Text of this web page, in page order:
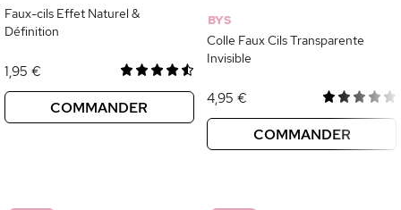
Faux-cils Effet Naturel &
Définition
1,95 €
COMMANDER
BYS
Colle Faux Cils Transparente
Invisible
4,95 €
COMMANDER